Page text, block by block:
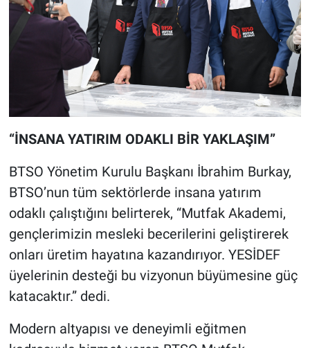
“İNSANA YATIRIM ODAKLI BİR YAKLAŞIM”
BTSO Yönetim Kurulu Başkanı İbrahim Burkay,
BTSO’nun tüm sektörlerde insana yatırım
odaklı çalıştığını belirterek, “Mutfak Akademi,
gençlerimizin mesleki becerilerini geliştirerek
onları üretim hayatına kazandırıyor. YESİDEF
üyelerinin desteği bu vizyonun büyümesine güç
katacaktır.” dedi.
Modern altyapısı ve deneyimli eğitmen